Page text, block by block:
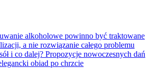
alkoholowe powinno być traktowane
a nie rozwiązanie całego problemu
i co dalej? Propozycje nowoczesnych dań
obiad po chrzcie